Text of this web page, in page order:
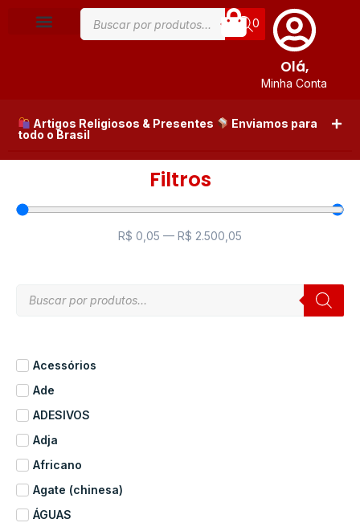
Olá,
Minha Conta
0
Artigos Religiosos & Presentes
Enviamos para
todo o Brasil
Filtros
R$ 0,05 — R$ 2.500,05
Acessórios
Ade
ADESIVOS
Adja
Africano
Agate (chinesa)
ÁGUAS